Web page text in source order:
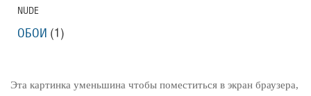
Эта картинка уменьшина чтобы поместиться в экран браузера,
NUDE
ОБОИ (1)